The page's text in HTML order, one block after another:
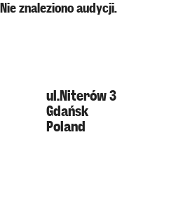
Nie znaleziono audycji.
ul.Niterów 3
Gdańsk
Poland